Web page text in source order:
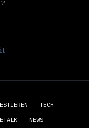
TECH
NEWS